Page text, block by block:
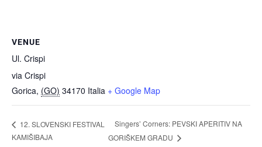
VENUE
Ul. Crispi
via Crispi
Gorica, (GO) 34170 Italia + Google Map
12. SLOVENSKI FESTIVAL
KAMIŠIBAJA
Singers’ Corners: PEVSKI APERITIV NA
GORIŠKEM GRADU